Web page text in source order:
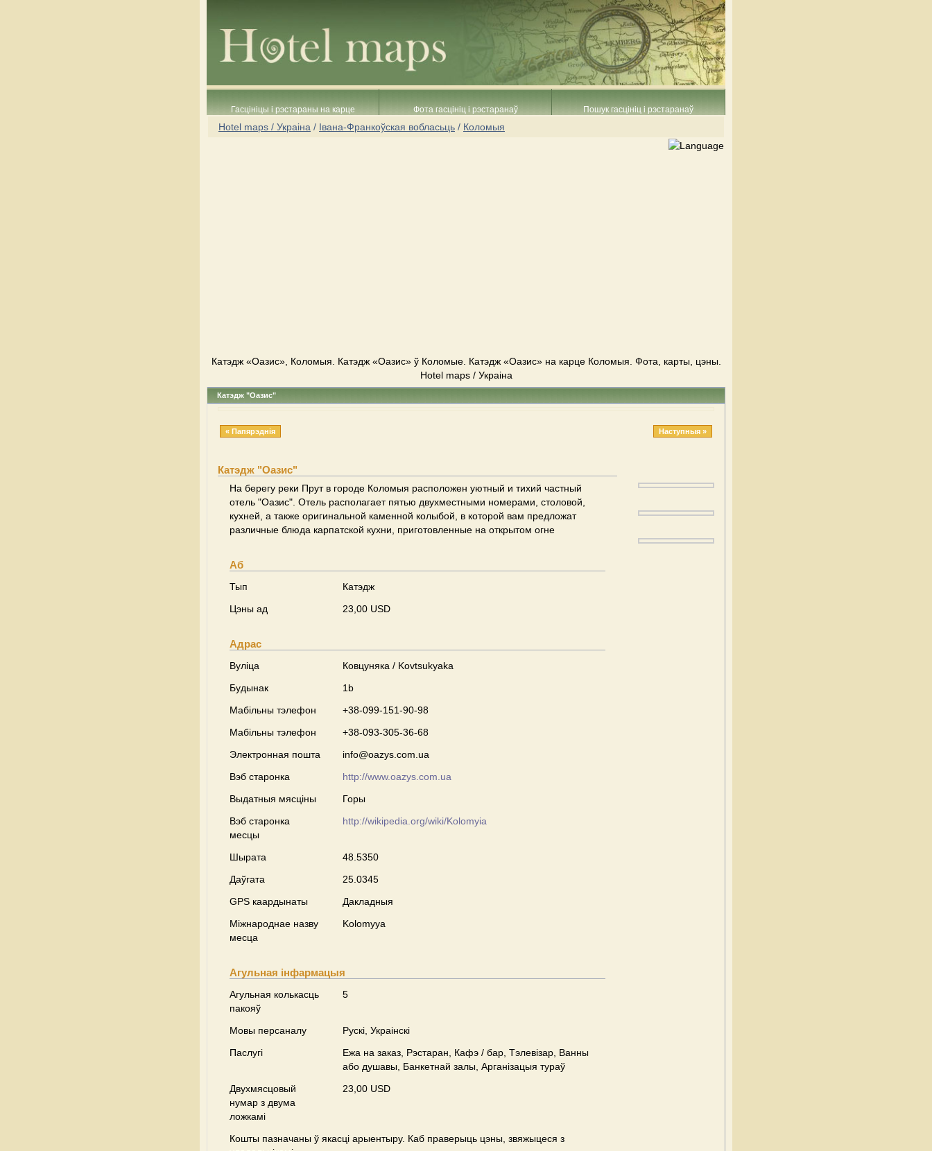
Гасцініцы і рэстараны на карце Фота гасцініц і рэстаранаў Пошук гасцініц і рэстаранаў
Hotel maps / Украіна / Івана-Франкоўская вобласьць / Коломыя
Катэдж «Оазис», Коломыя. Катэдж «Оазис» ў Коломые. Катэдж «Оазис» на карце Коломыя. Фота, карты, цэны.
Hotel maps / Украіна
Катэдж "Оазис"
« Папярэднія Наступныя »
Катэдж "Оазис"
На берегу реки Прут в городе Коломыя расположен уютный и тихий частный
отель "Оазис". Отель располагает пятью двухместными номерами, столовой,
кухней, а также оригинальной каменной колыбой, в которой вам предложат
различные блюда карпатской кухни, приготовленные на открытом огне
Аб
Тып
Катэдж
Цэны ад
23,00 USD
Адрас
Вуліца
Ковцуняка / Kovtsukyaka
Будынак
1b
Мабільны тэлефон
+38-099-151-90-98
Мабільны тэлефон
+38-093-305-36-68
Электронная пошта
info@oazys.com.ua
Вэб старонка
http://www.oazys.com.ua
Выдатныя мясціны
Горы
Вэб старонка
месцы
http://wikipedia.org/wiki/Kolomyia
Шырата
48.5350
Даўгата
25.0345
GPS каардынаты
Дакладныя
Міжнароднае назву
месца
Kolomyya
Агульная інфармацыя
Агульная колькасць
пакояў
5
Мовы персаналу
Рускі, Украінскі
Паслугі
Ежа на заказ, Рэстаран, Кафэ / бар, Тэлевізар, Ванны
або душавы, Банкетнай залы, Арганізацыя тураў
Двухмясцовый
нумар з двума
ложкамі
23,00 USD
Кошты пазначаны ў якасці арыентыру. Каб праверыць цэны, звяжыцеся з